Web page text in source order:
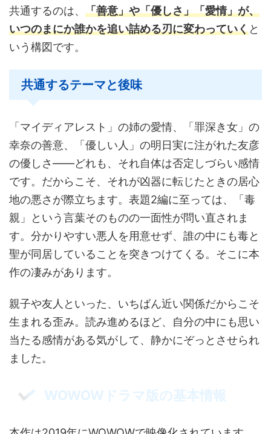
共通するのは、 「善意」や「優しさ」「愛情」が、
いつのまにか誰かを追い詰める刃に変わっていくと
いう構図です。
共通するテーマと後味
「マイディアレスト」の姉の愛情、「罪深き女」の
幸奈の善意、「優しい人」の明日実に注がれた友彦
の優しさ——どれも、それ自体は否定しづらい感情
です。だからこそ、それが凶器に転じたときの居心
地の悪さが際立ちます。表題2編に至っては、「毒
親」という言葉そのものの一面性が問い直されま
す。分かりやすい悪人を用意せず、誰の中にも毒と
聖が同居していることを突きつけてくる。そこに本
作の凄みがあります。
親子や友人といった、いちばん近い関係だからこそ
生まれる歪み。読み進めるほど、自分の中にも思い
当たる感情がある気がして、静かにぞっとさせられ
ました。
WOWOWドラマ版の基本情報